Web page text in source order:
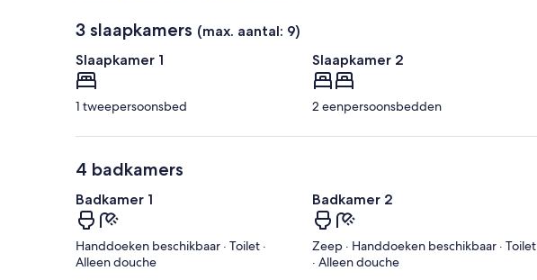
3 slaapkamers (max. aantal: 9)
Slaapkamer 1
1 tweepersoonsbed
Slaapkamer 2
2 eenpersoonsbedden
4 badkamers
Badkamer 1
Handdoeken beschikbaar · Toilet ·
Alleen douche
Badkamer 2
Zeep · Handdoeken beschikbaar · Toilet
· Alleen douche